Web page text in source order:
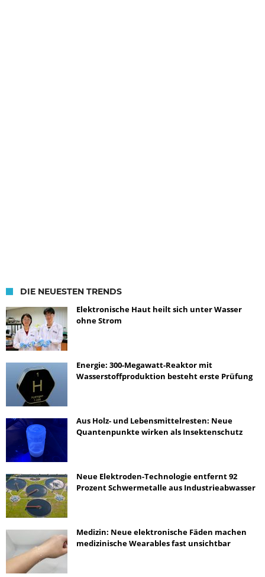
DIE NEUESTEN TRENDS
Elektronische Haut heilt sich unter Wasser
ohne Strom
Energie: 300-Megawatt-Reaktor mit
Wasserstoffproduktion besteht erste Prüfung
Aus Holz- und Lebensmittelresten: Neue
Quantenpunkte wirken als Insektenschutz
Neue Elektroden-Technologie entfernt 92
Prozent Schwermetalle aus Industrieabwasser
Medizin: Neue elektronische Fäden machen
medizinische Wearables fast unsichtbar